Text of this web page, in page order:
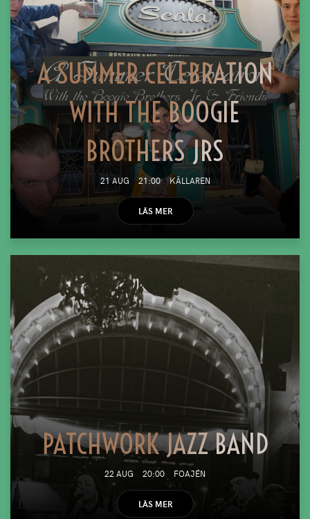
A SUMMER CELEBRATION
WITH THE BOOGIE
BROTHERS JRS
21 AUG 21:00 KÄLLAREN
LÄS MER
PATCHWORK JAZZ BAND
22 AUG 20:00 FOAJÉN
LÄS MER